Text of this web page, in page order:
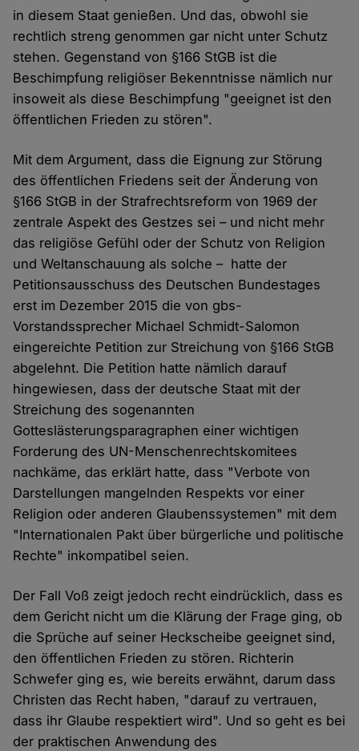
in diesem Staat genießen. Und das, obwohl sie
rechtlich streng genommen gar nicht unter Schutz
stehen. Gegenstand von §166 StGB ist die
Beschimpfung religiöser Bekenntnisse nämlich nur
insoweit als diese Beschimpfung "geeignet ist den
öffentlichen Frieden zu stören".
Mit dem Argument, dass die Eignung zur Störung
des öffentlichen Friedens seit der Änderung von
§166 StGB in der Strafrechtsreform von 1969 der
zentrale Aspekt des Gestzes sei – und nicht mehr
das religiöse Gefühl oder der Schutz von Religion
und Weltanschauung als solche – hatte der
Petitionsausschuss des Deutschen Bundestages
erst im Dezember 2015 die von gbs-
Vorstandssprecher Michael Schmidt-Salomon
eingereichte Petition zur Streichung von §166 StGB
abgelehnt. Die Petition hatte nämlich darauf
hingewiesen, dass der deutsche Staat mit der
Streichung des sogenannten
Gotteslästerungsparagraphen einer wichtigen
Forderung des UN-Menschenrechtskomitees
nachkäme, das erklärt hatte, dass "Verbote von
Darstellungen mangelnden Respekts vor einer
Religion oder anderen Glaubenssystemen" mit dem
"Internationalen Pakt über bürgerliche und politische
Rechte" inkompatibel seien.
Der Fall Voß zeigt jedoch recht eindrücklich, dass es
dem Gericht nicht um die Klärung der Frage ging, ob
die Sprüche auf seiner Heckscheibe geeignet sind,
den öffentlichen Frieden zu stören. Richterin
Schwefer ging es, wie bereits erwähnt, darum dass
Christen das Recht haben, "darauf zu vertrauen,
dass ihr Glaube respektiert wird". Und so geht es bei
der praktischen Anwendung des